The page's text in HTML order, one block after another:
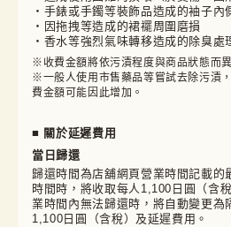
・手錶或手鐲等裝飾品造成的袖子內
・因拖拽等造成的裙襬周圍磨損
・香水等強烈氣味轉移造成的除臭處
※收費金額將依污漬程度與商品狀態而異
※一般人使用市售藥品等嘗試去除污漬
費金額可能因此增加。
■ 關於延遲費用
當日歸還
歸還時間為店舖網頁營業時間記載的
時間時，將收取每人1,100日圓（含
業時間內無法歸還時，將自動變更為
1,100日圓（含稅）及延遲費用。